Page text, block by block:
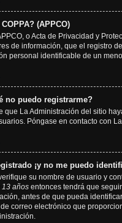
(APPCO)
o Acta de Privacidad y
de información, que el registro
personal identificable de un
no puedo registrarme?
que La Administración del sitio
Póngase en contacto con
¡y no me puedo
su nombre de usuario y
13 años entonces tendrá que
antes de que pueda
correo electrónico que